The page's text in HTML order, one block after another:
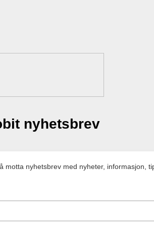
nyhetsbrev
motta nyhetsbrev med nyheter, informasjon,